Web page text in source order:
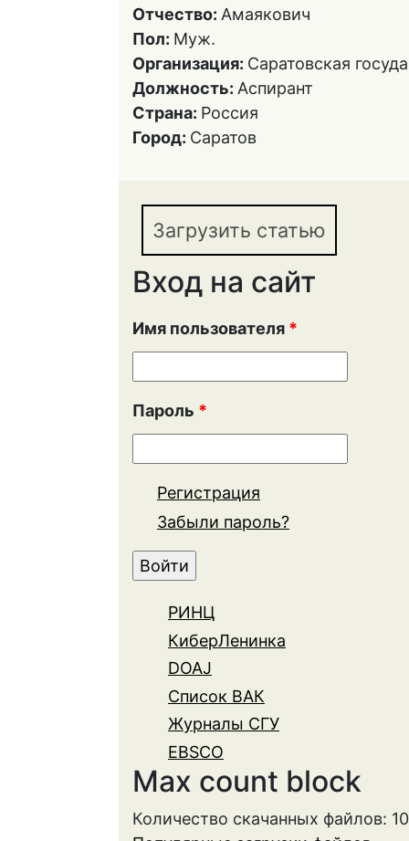
Отчество: Амаякович
Пол: Муж.
Организация: Саратовская
Должность: Аспирант
Страна: Россия
Город: Саратов
Загрузить статью
Вход на сайт
Имя пользователя *
Пароль *
Регистрация
Забыли пароль?
РИНЦ
КиберЛенинка
DOAJ
Список ВАК
Журналы СГУ
EBSCO
Max count block
Количество скачанных файлов: